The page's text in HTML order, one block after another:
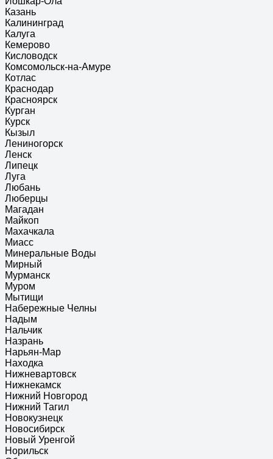
Казань
Калининград
Калуга
Кемерово
Кисловодск
Комсомольск-на-Амуре
Котлас
Краснодар
Красноярск
Курган
Курск
Кызыл
Лениногорск
Ленск
Липецк
Луга
Любань
Люберцы
Магадан
Майкоп
Махачкала
Миасс
Минеральные Воды
Мирный
Мурманск
Муром
Мытищи
Набережные Челны
Надым
Нальчик
Назрань
Нарьян-Мар
Находка
Нижневартовск
Нижнекамск
Нижний Новгород
Нижний Тагил
Новокузнецк
Новосибирск
Новый Уренгой
Норильск